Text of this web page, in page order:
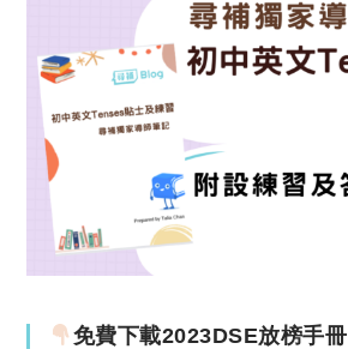
免費下載2023DSE放榜手冊